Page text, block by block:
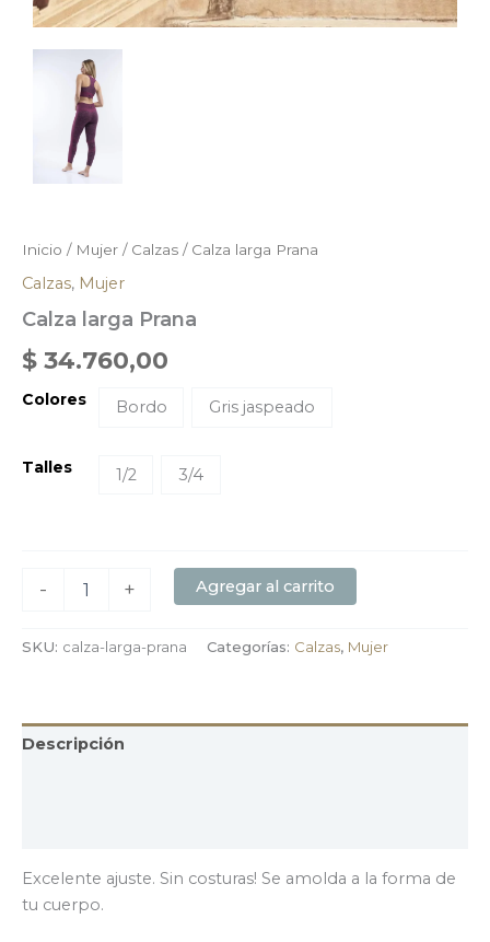
Inicio / Mujer / Calzas / Calza larga Prana
Calzas, Mujer
Calza larga Prana
$ 34.760,00
Colores Bordo Gris jaspeado
Talles 1/2 3/4
- + Agregar al carrito
SKU: calza-larga-prana Categorías: Calzas, Mujer
Descripción
Excelente ajuste. Sin costuras! Se amolda a la forma de
tu cuerpo.